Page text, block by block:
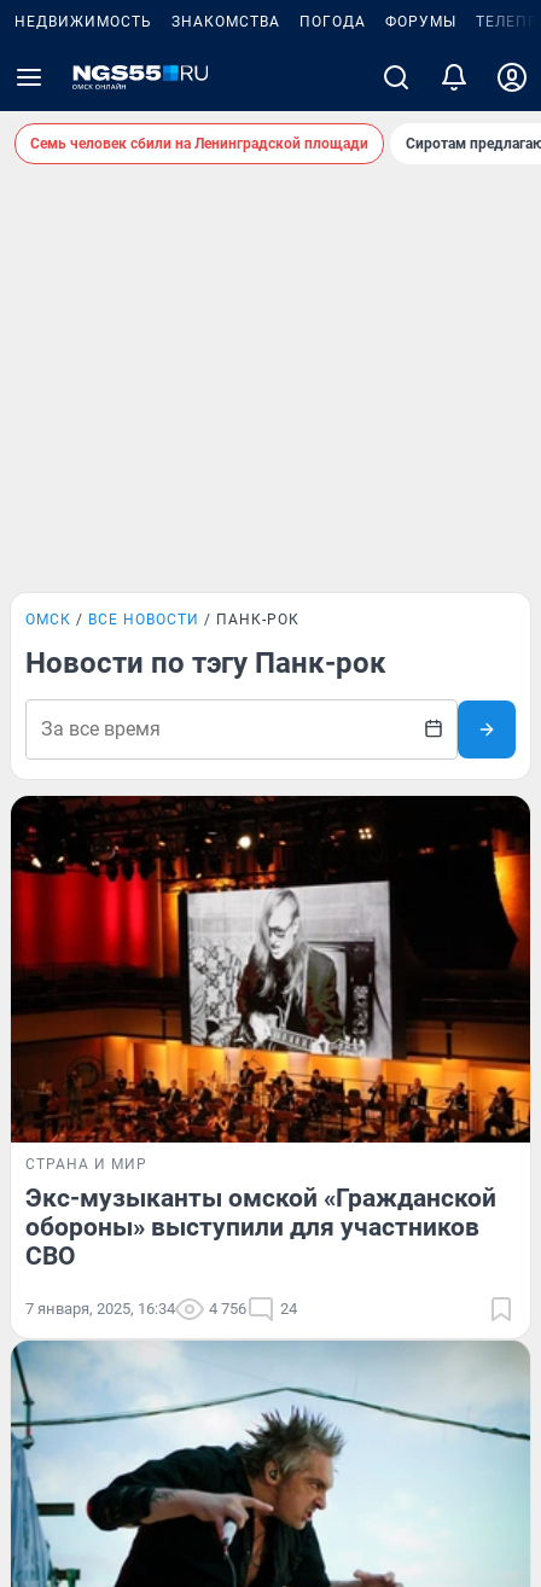
НЕДВИЖИМОСТЬ ЗНАКОМСТВА ПОГОДА ФОРУМЫ
Семь человек сбили на Ленинградской площади Сиротам
ОМСК ВСЕ НОВОСТИ ПАНК-РОК
Новости по тэгу Панк-рок
СТРАНА И МИР
Экс-музыканты омской «Гражданской
обороны» выступили для участников
СВО
7 января, 2025, 16:34 4 756 24